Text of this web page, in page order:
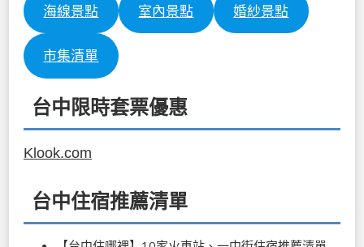
海線景點 室內景點 婚紗景點
市集清單
台中限時套票優惠
Klook.com
台中住宿推薦清單